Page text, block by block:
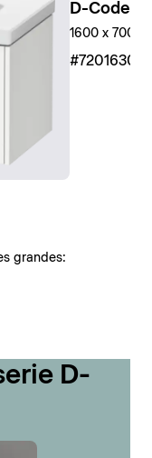
grandes:
D-Code
1600 x 700
D-